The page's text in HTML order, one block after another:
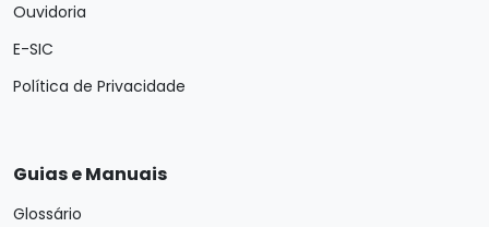
Ouvidoria
E-SIC
Política de Privacidade
Guias e Manuais
Glossário